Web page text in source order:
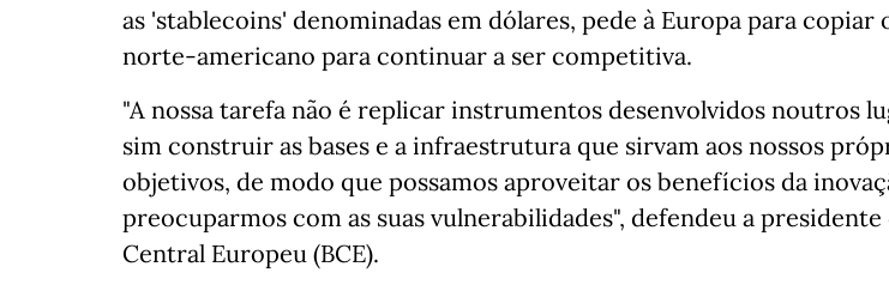
as 'stablecoins' denominadas em dólares, pede à Europa para copiar
norte-americano para continuar a ser competitiva.
"A nossa tarefa não é replicar instrumentos desenvolvidos noutros
sim construir as bases e a infraestrutura que sirvam aos nossos
objetivos, de modo que possamos aproveitar os benefícios da
preocuparmos com as suas vulnerabilidades", defendeu a presidente
Central Europeu (BCE).